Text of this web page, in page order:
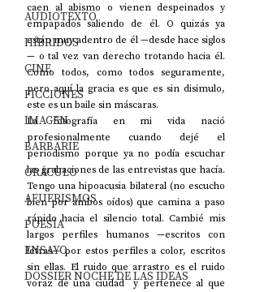
AUDIOTEXTO
HÍBRIDOS
CINE
FICCIONES
IMAGEN
BARBARIE
ORÁCULO
AFUERISMOS
POESÍA
ENSAYO
DOSSIER NOCHE DE LAS IDEAS
caen al abismo o vienen despeinados y
empapados saliendo de él. O quizás ya
están muy adentro de él —desde hace siglos
— o tal vez van derecho trotando hacia él.
Como todos, como todos seguramente,
pero aquí la gracia es que es sin disimulo,
este es un baile sin máscaras.
La fotografía en mi vida nació
profesionalmente cuando dejé el
periodismo porque ya no podía escuchar
las grabaciones de las entrevistas que hacía.
Tengo una hipoacusia bilateral (no escucho
bien por ambos oídos) que camina a paso
rápido hacia el silencio total. Cambié mis
largos perfiles humanos —escritos con
letras— por estos perfiles a color, escritos
sin ellas. El ruido que arrastro es el ruido
voraz de una ciudad  y pertenece al que